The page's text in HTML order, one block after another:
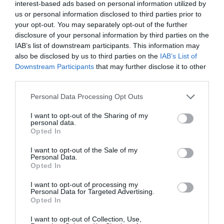
interest-based ads based on personal information utilized by
us or personal information disclosed to third parties prior to
your opt-out. You may separately opt-out of the further
disclosure of your personal information by third parties on the
IAB’s list of downstream participants. This information may
also be disclosed by us to third parties on the IAB’s List of
Downstream Participants that may further disclose it to other
Personal Data Processing Opt Outs
I want to opt-out of the Sharing of my
personal data.
Opted In
I want to opt-out of the Sale of my
Personal Data.
Opted In
I want to opt-out of processing my
Personal Data for Targeted Advertising.
Opted In
I want to opt-out of Collection, Use,
Il Gruppo ARGEA acquisisce WinesU
con l'obiettivo di rafforzare il
posizionamento negli Stati Uniti
Il Gruppo Argea acquisisce WinesU. Una mossa di rilievo che
rafforza la presenza di Argea nel mercato statunitense,